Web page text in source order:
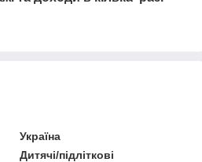
Україна
Дитячі/підліткові